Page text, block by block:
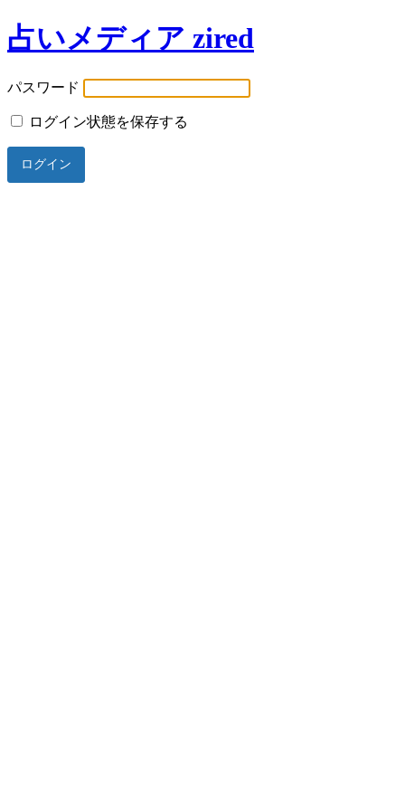
占いメディア zired
パスワード
ログイン状態を保存する